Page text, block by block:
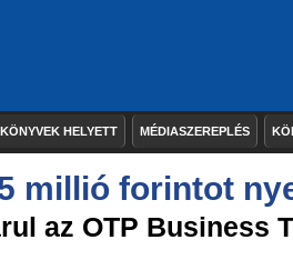
HELYETT MÉDIASZEREPLÉS
millió forintot
az OTP Business